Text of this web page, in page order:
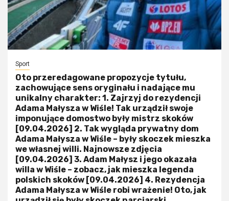
Sport
Oto przeredagowane propozycje tytułu,
zachowujące sens oryginału i nadające mu
unikalny charakter: 1. Zajrzyj do rezydencji
Adama Małysza w Wiśle! Tak urządził swoje
imponujące domostwo były mistrz skoków
[09.04.2026] 2. Tak wygląda prywatny dom
Adama Małysza w Wiśle – były skoczek mieszka
we własnej willi. Najnowsze zdjęcia
[09.04.2026] 3. Adam Małysz i jego okazała
willa w Wiśle – zobacz, jak mieszka legenda
polskich skoków [09.04.2026] 4. Rezydencja
Adama Małysza w Wiśle robi wrażenie! Oto, jak